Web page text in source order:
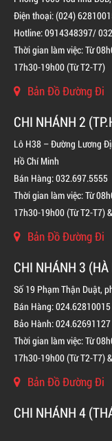
BÌNH
BÌNH CHỮA
Điện thoại: (024)
Hotline: 0914348397/
Thời gian làm việc: Từ
17h30-19h00 (Từ T2-T7)
Bản Đồ Đường Đi
CHI NHÁNH 2
Lô H38 – Đường Lương
Hồ Chí Minh
Bán Hàng: 032.697.5555
Thời gian làm việc: Từ
17h30-19h00 (Từ T2-T7)
Bản Đồ Đường Đi
CHI NHÁNH 3 (HÀ
Số 19 Phạm Thận Duật,
Bán Hàng: 024.62810015
Bảo Hành: 024.62691127
Thời gian làm việc: Từ
17h30-19h00 (Từ T2-T7)
Bản Đồ Đường Đi
CHI NHÁNH 4